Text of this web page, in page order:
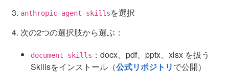
anthropic-agent-skillsを選択
次の2つの選択肢から選ぶ：
document-skills ：docx、pdf、pptx、xlsx を扱う
Skillsをインストール（公式リポジトリで公開）